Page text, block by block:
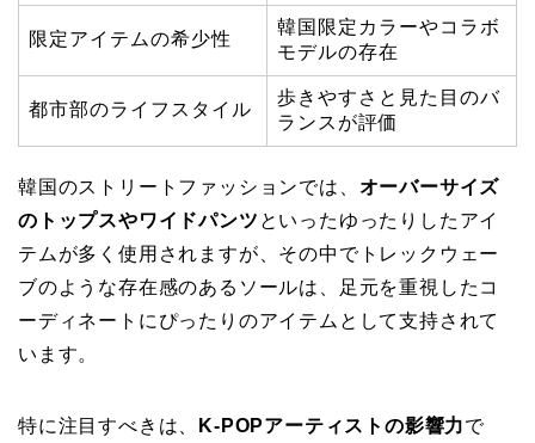
限定アイテムの希少性
韓国限定カラーやコラボ
モデルの存在
都市部のライフスタイル
歩きやすさと見た目のバ
ランスが評価
韓国のストリートファッションでは、 オーバーサイズ
のトップスやワイドパンツ といったゆったりしたアイ
テムが多く使用されますが、その中でトレックウェー
ブのような存在感のあるソールは、足元を重視したコ
ーディネートにぴったりのアイテムとして支持されて
います。
特に注目すべきは、 K-POPアーティストの影響力で